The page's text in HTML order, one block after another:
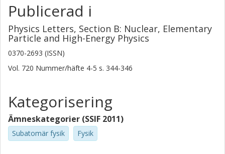
Publicerad i
Physics Letters, Section B: Nuclear, Elementary
Particle and High-Energy Physics
0370-2693 (ISSN)
Vol. 720 Nummer/häfte 4-5 s. 344-346
Kategorisering
Ämneskategorier (SSIF 2011)
Subatomär fysik Fysik